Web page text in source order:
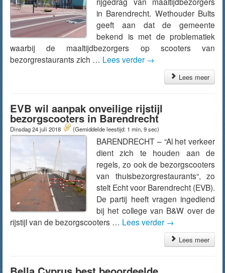
in Barendrecht. Wethouder Bults
geeft aan dat de gemeente
bekend is met de problematiek
waarbij de maaltijdbezorgers op scooters van
bezorgrestaurants zich … Lees verder →
Lees meer
EVB wil aanpak onveilige rijstijl
bezorgscooters in Barendrecht
Dinsdag 24 juli 2018 (Gemiddelde leestijd: 1 min, 9 sec)
BARENDRECHT – “Al het verkeer
dient zich te houden aan de
regels, zo ook de bezorgscooters
van thuisbezorgrestaurants“, zo
stelt Echt voor Barendrecht (EVB).
De partij heeft vragen ingediend
bij het college van B&W over de
rijstijl van de bezorgscooters … Lees verder →
Lees meer